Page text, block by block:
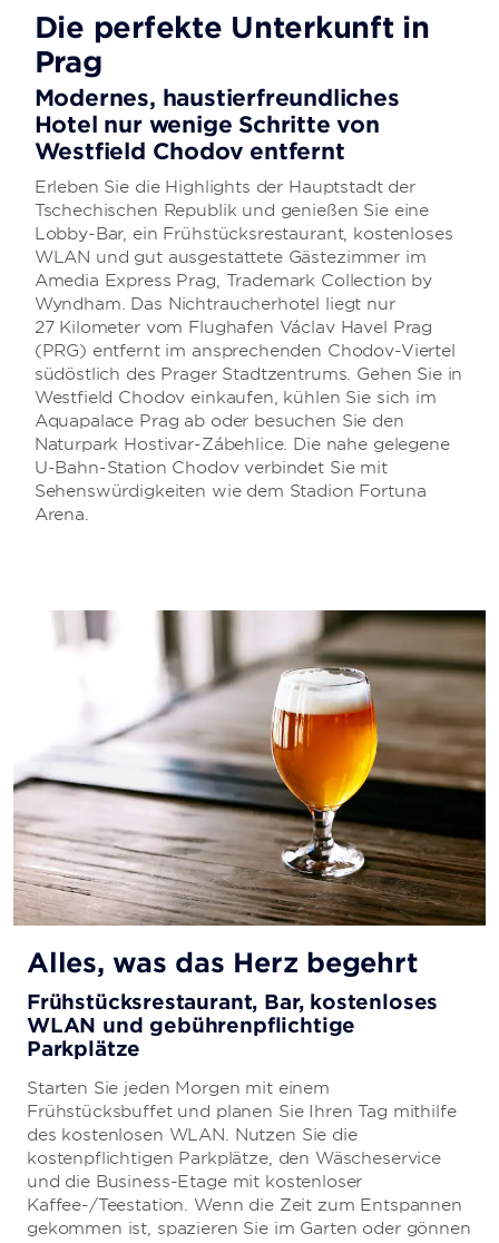
Die perfekte Unterkunft in
Prag
Modernes, haustierfreundliches
Hotel nur wenige Schritte von
Westfield Chodov entfernt
Erleben Sie die Highlights der Hauptstadt der
Tschechischen Republik und genießen Sie eine
Lobby-Bar, ein Frühstücksrestaurant, kostenloses
WLAN und gut ausgestattete Gästezimmer im
Amedia Express Prag, Trademark Collection by
Wyndham. Das Nichtraucherhotel liegt nur
27 Kilometer vom Flughafen Václav Havel Prag
(PRG) entfernt im ansprechenden Chodov-Viertel
südöstlich des Prager Stadtzentrums. Gehen Sie in
Westfield Chodov einkaufen, kühlen Sie sich im
Aquapalace Prag ab oder besuchen Sie den
Naturpark Hostivař-Záběhlice. Die nahe gelegene
U-Bahn-Station Chodov verbindet Sie mit
Sehenswürdigkeiten wie dem Stadion Fortuna
Arena.
Alles, was das Herz begehrt
Frühstücksrestaurant, Bar, kostenloses
WLAN und gebührenpflichtige
Parkplätze
Starten Sie jeden Morgen mit einem
Frühstücksbuffet und planen Sie Ihren Tag mithilfe
des kostenlosen WLAN. Nutzen Sie die
kostenpflichtigen Parkplätze, den Wäscheservice
und die Business-Etage mit kostenloser
Kaffee-/Teestation. Wenn die Zeit zum Entspannen
gekommen ist, spazieren Sie im Garten oder gönnen